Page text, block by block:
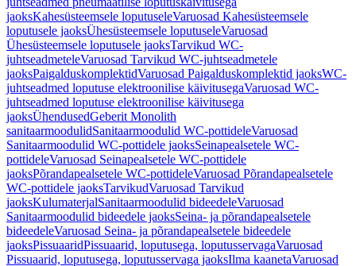
jaoksKahesüsteemsele loputuseleVaruosad Kahesüsteemsele
loputusele jaoksÜhesüsteemsele loputuseleVaruosad
Ühesüsteemsele loputusele jaoksTarvikud WC-
juhtseadmeteleVaruosad Tarvikud WC-juhtseadmetele
jaoksPaigalduskomplektidVaruosad Paigalduskomplektid jaoksWC-
juhtseadmed loputuse elektroonilise käivitusegaVaruosad WC-
juhtseadmed loputuse elektroonilise käivitusega
jaoksÜhendusedGeberit Monolith
sanitaarmoodulidSanitaarmoodulid WC-pottideleVaruosad
Sanitaarmoodulid WC-pottidele jaoksSeinapealsetele WC-
pottideleVaruosad Seinapealsetele WC-pottidele
jaoksPõrandapealsetele WC-pottideleVaruosad Põrandapealsetele
WC-pottidele jaoksTarvikudVaruosad Tarvikud
jaoksKulumaterjalSanitaarmoodulid bideedeleVaruosad
Sanitaarmoodulid bideedele jaoksSeina- ja põrandapealsetele
bideedeleVaruosad Seina- ja põrandapealsetele bideedele
jaoksPissuaaridPissuaarid, loputusega, loputusservagaVaruosad
Pissuaarid, loputusega, loputusservaga jaoksIlma kaanetaVaruosad